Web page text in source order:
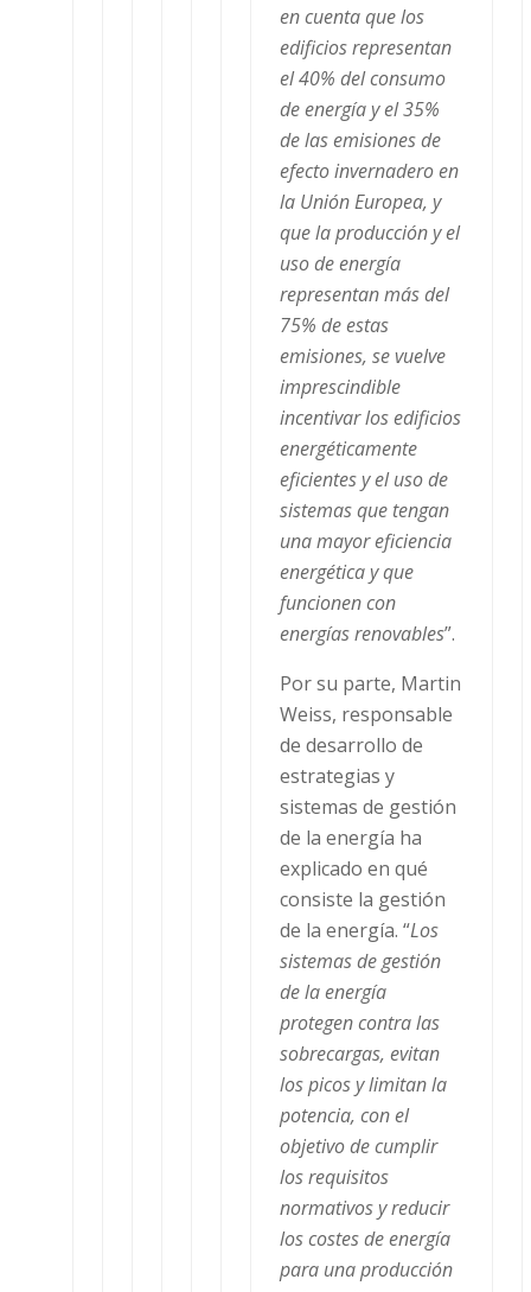
en cuenta que los
edificios representan
el 40% del consumo
de energía y el 35%
de las emisiones de
efecto invernadero en
la Unión Europea, y
que la producción y el
uso de energía
representan más del
75% de estas
emisiones, se vuelve
imprescindible
incentivar los edificios
energéticamente
eficientes y el uso de
sistemas que tengan
una mayor eficiencia
energética y que
funcionen con
energías renovables”.
Por su parte, Martin
Weiss, responsable
de desarrollo de
estrategias y
sistemas de gestión
de la energía ha
explicado en qué
consiste la gestión
de la energía. “Los
sistemas de gestión
de la energía
protegen contra las
sobrecargas, evitan
los picos y limitan la
potencia, con el
objetivo de cumplir
los requisitos
normativos y reducir
los costes de energía
para una producción